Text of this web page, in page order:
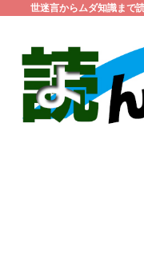
世迷言からムダ知識まで